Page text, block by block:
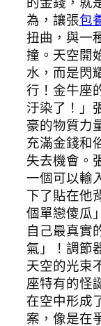
為，讓張包
扭曲，與一
撞。天空開
水，而是閃
行！金牛座
汙染了！」
豪的物質力
充滿金錢和
失去機會。
一個可以輸
下了貼在他
個單戀傻瓜
自己最真實
氣」！調節
天空的光束
座特有的怪
在空中形成
案，像是在